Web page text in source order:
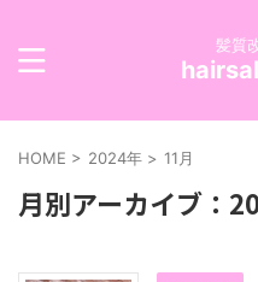
髪質
HOME > 2024年 > 11月
月別アーカイブ：